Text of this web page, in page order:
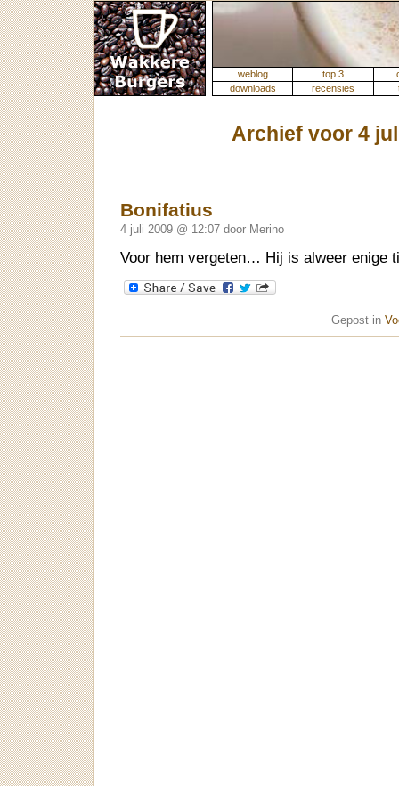
weblog top 3
downloads
recensies
Archief voor 4
Bonifatius
4 juli 2009 @ 12:07 door Merino
Voor hem vergeten… Hij is alweer enige
Gepost in